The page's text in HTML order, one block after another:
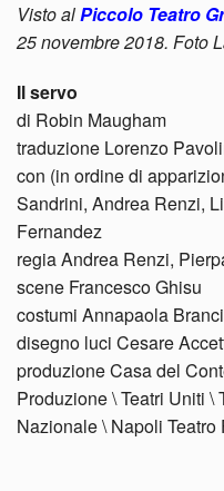
Visto alPiccolo Teatro
25 novembre 2018. Foto
Il servo
di Robin Maugham
traduzione Lorenzo
con (in ordine di
Sandrini, Andrea Renzi,
Fernandez
regia Andrea Renzi,
scene Francesco Ghisu
costumi Annapaola
disegno luci Cesare
produzione Casa del
Produzione \ Teatri Uniti \
Nazionale \ Napoli